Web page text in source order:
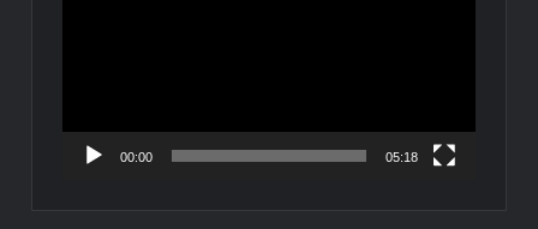
00:00 05:18